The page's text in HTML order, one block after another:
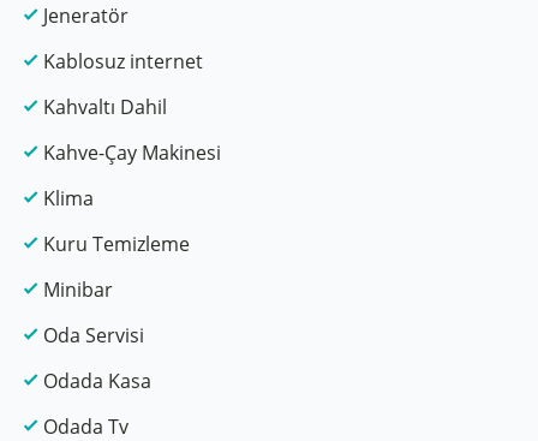
Jeneratör
Kablosuz internet
Kahvaltı Dahil
Kahve-Çay Makinesi
Klima
Kuru Temizleme
Minibar
Oda Servisi
Odada Kasa
Odada Tv